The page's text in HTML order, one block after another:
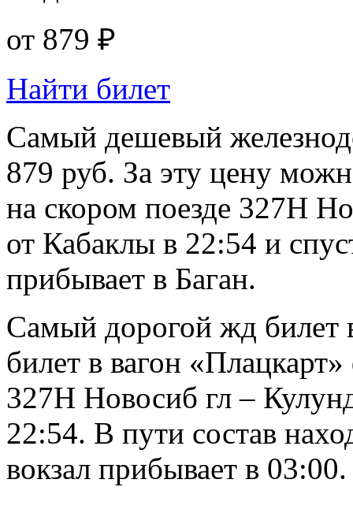
от 879 ₽
Найти билет
Самый дешевый
879 руб. За эту цену
на скором поезде 327Н
от Кабаклы в 22:54 и
прибывает в Баган.
Самый дорогой жд билет
билет в вагон
327Н Новосиб гл –
22:54. В пути состав
вокзал прибывает в 03:00.